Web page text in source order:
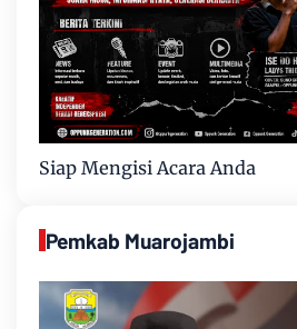
Siap Mengisi Acara Anda
Pemkab Muarojambi